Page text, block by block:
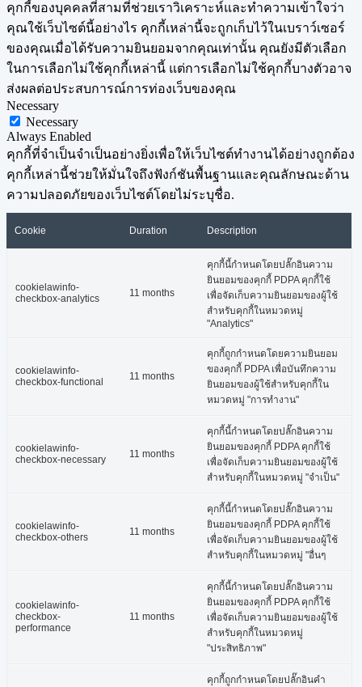
คุกกี้ของบุคคลที่สามที่ช่วยเราวิเคราะห์และทำความเข้าใจว่า
คุณใช้เว็บไซต์นี้อย่างไร คุกกี้เหล่านี้จะถูกเก็บไว้ในเบราว์เซอร์
ของคุณเมื่อได้รับความยินยอมจากคุณเท่านั้น คุณยังมีตัวเลือก
ในการเลือกไม่ใช้คุกกี้เหล่านี้ แต่การเลือกไม่ใช้คุกกี้บางตัวอาจ
ส่งผลต่อประสบการณ์การท่องเว็บของคุณ
Necessary
Necessary
Always Enabled
คุกกี้ที่จำเป็นจำเป็นอย่างยิ่งเพื่อให้เว็บไซต์ทำงานได้อย่างถูกต้อง
คุกกี้เหล่านี้ช่วยให้มั่นใจถึงฟังก์ชันพื้นฐานและคุณลักษณะด้าน
ความปลอดภัยของเว็บไซต์โดยไม่ระบุชื่อ.
Cookie Duration Description
cookielawinfo-
checkbox-analytics
11 months
คุกกี้นี้กำหนดโดยปลั๊กอินความ
ยินยอมของคุกกี้ PDPA คุกกี้ใช้
เพื่อจัดเก็บความยินยอมของผู้ใช้
สำหรับคุกกี้ในหมวดหมู่
"Analytics"
cookielawinfo-
checkbox-functional
11 months
คุกกี้ถูกกำหนดโดยความยินยอม
ของคุกกี้ PDPA เพื่อบันทึกความ
ยินยอมของผู้ใช้สำหรับคุกกี้ใน
หมวดหมู่ "การทำงาน"
cookielawinfo-
checkbox-necessary
11 months
คุกกี้นี้กำหนดโดยปลั๊กอินความ
ยินยอมของคุกกี้ PDPA คุกกี้ใช้
เพื่อจัดเก็บความยินยอมของผู้ใช้
สำหรับคุกกี้ในหมวดหมู่ "จำเป็น"
cookielawinfo-
checkbox-others
11 months
คุกกี้นี้กำหนดโดยปลั๊กอินความ
ยินยอมของคุกกี้ PDPA คุกกี้ใช้
เพื่อจัดเก็บความยินยอมของผู้ใช้
สำหรับคุกกี้ในหมวดหมู่ "อื่นๆ
cookielawinfo-
checkbox-
performance
11 months
คุกกี้นี้กำหนดโดยปลั๊กอินความ
ยินยอมของคุกกี้ PDPA คุกกี้ใช้
เพื่อจัดเก็บความยินยอมของผู้ใช้
สำหรับคุกกี้ในหมวดหมู่
"ประสิทธิภาพ"
คุกกี้ถูกกำหนดโดยปลั๊กอินคำ